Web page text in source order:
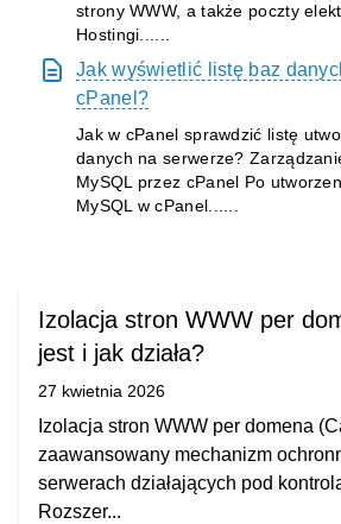
strony WWW, a także poczty
Hostingi......
Jak wyświetlić listę baz
cPanel?
Jak w cPanel sprawdzić listę
danych na serwerze?
MySQL przez cPanel Po
MySQL w cPanel......
Izolacja stron WWW per
jest i jak działa?
27 kwietnia 2026
Izolacja stron WWW per domena
zaawansowany mechanizm
serwerach działających pod
Rozszer...